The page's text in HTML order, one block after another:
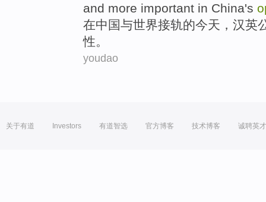
and more important in China's
在中国与世界接轨的今天，汉英
性。
youdao
关于有道 Investors 有道智选 官方博客 技术博客 诚聘英才